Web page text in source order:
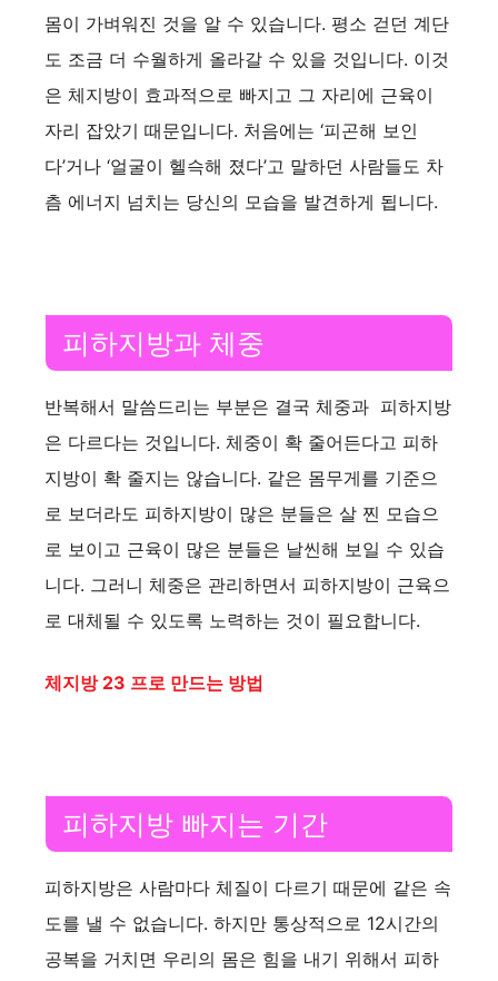
몸이 가벼워진 것을 알 수 있습니다. 평소 걷던 계단
도 조금 더 수월하게 올라갈 수 있을 것입니다. 이것
은 체지방이 효과적으로 빠지고 그 자리에 근육이
자리 잡았기 때문입니다. 처음에는 ‘피곤해 보인
다’거나 ‘얼굴이 헬슥해 졌다’고 말하던 사람들도 차
츰 에너지 넘치는 당신의 모습을 발견하게 됩니다.
피하지방과 체중
반복해서 말씀드리는 부분은 결국 체중과 피하지방
은 다르다는 것입니다. 체중이 확 줄어든다고 피하
지방이 확 줄지는 않습니다. 같은 몸무게를 기준으
로 보더라도 피하지방이 많은 분들은 살 찐 모습으
로 보이고 근육이 많은 분들은 날씬해 보일 수 있습
니다. 그러니 체중은 관리하면서 피하지방이 근육으
로 대체될 수 있도록 노력하는 것이 필요합니다.
체지방 23 프로 만드는 방법
피하지방 빠지는 기간
피하지방은 사람마다 체질이 다르기 때문에 같은 속
도를 낼 수 없습니다. 하지만 통상적으로 12시간의
공복을 거치면 우리의 몸은 힘을 내기 위해서 피하